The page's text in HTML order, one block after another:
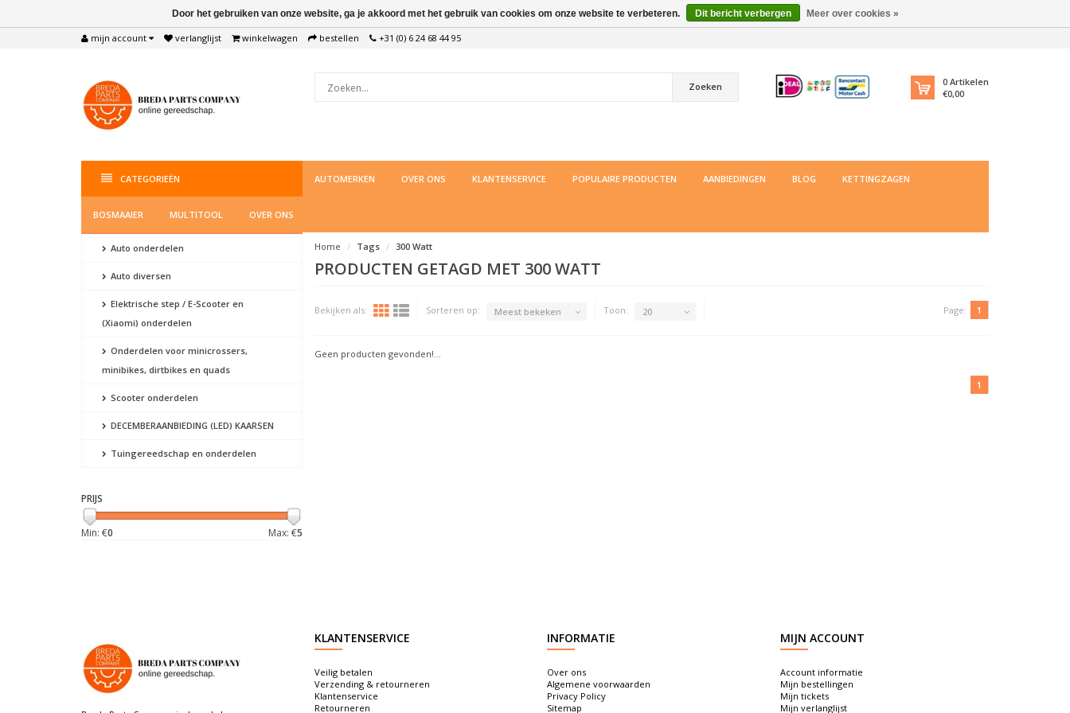
mijn account verlanglijst winkelwagen bestellen +31 (0) 6 24 68 44 95
Zoeken 0 Artikelen
€0,00
CATEGORIEËN AUTOMERKEN OVER ONS KLANTENSERVICE POPULAIRE PRODUCTEN AANBIEDINGEN BLOG KETTINGZAGEN
BOSMAAIER MULTITOOL OVER ONS
Auto onderdelen
Auto diversen
Elektrische step / E-Scooter en
(Xiaomi) onderdelen
Onderdelen voor minicrossers,
minibikes, dirtbikes en quads
Scooter onderdelen
DECEMBERAANBIEDING (LED) KAARSEN
Tuingereedschap en onderdelen
PRIJS
Min: €0 Max: €5
Home Tags 300 Watt
PRODUCTEN GETAGD MET 300 WATT
Bekijken als: Sorteren op: Meest bekeken Toon: 20 Page: 1
Geen producten gevonden!...
1
KLANTENSERVICE
Veilig betalen
Verzending & retourneren
Klantenservice
Retourneren
INFORMATIE
Over ons
Algemene voorwaarden
Privacy Policy
Sitemap
MIJN ACCOUNT
Account informatie
Mijn bestellingen
Mijn tickets
Mijn verlanglijst
Door het gebruiken van onze website, ga je akkoord met het gebruik van cookies om onze website te verbeteren. Dit bericht verbergen Meer over cookies »